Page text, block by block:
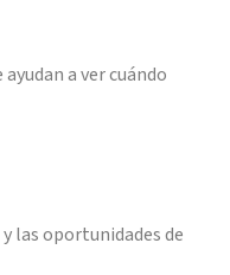
a ver cuándo
las oportunidades de